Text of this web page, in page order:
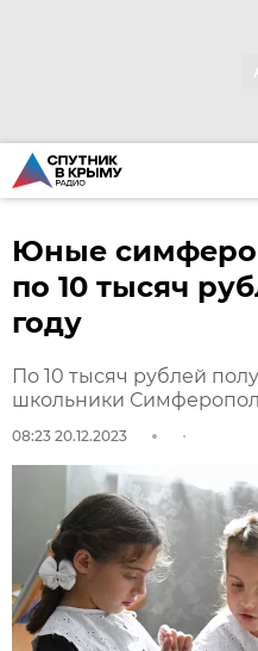
Юные
по 10 тысяч
году
По 10 тысяч рублей
школьники
08:23 20.12.2023